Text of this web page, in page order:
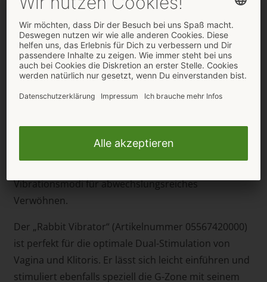
Vibrator“ (Artikelnummer 05566530000) ist außen
weich und innen angenehm steif – und dennoch
flexibel für vielseitige Spielvarianten und Stellungen.
Ein leistungsstarker Motor sorgt mit 8
Vibrationsmodi für Abwechslung.
Der ideal gebogene „G-Spot Vibrator“
ausgeprägten Reizrillen-Köpfchen intensiv zu
Vibrationsmodi für abwechslungsreiches
Verwöhnen.
Der „Rabbit Vibrator“ (Artikelnummer 05567420000)
ist perfekt für die optimale Dual-Stimulation von
Vagina und Klitoris. Er lässt sich leicht einführen und
stimuliert ebenfalls speziell die G-Zone mit seinem